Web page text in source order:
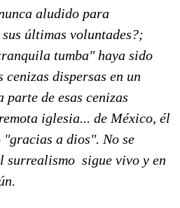
aludido para
últimas voluntades?;
tumba" haya sido
dispersas en un
parte de esas cenizas
iglesia... de México, él
"gracias a dios". No se
surrealismo sigue vivo y en